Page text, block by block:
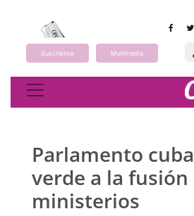
Suscribirse Multimedia
Parlamento
verde a la fusión
ministerios